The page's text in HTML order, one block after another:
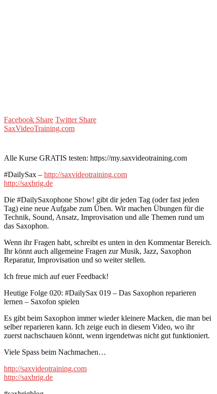
Facebook Share Twitter Share
SaxVideoTraining.com
Alle Kurse GRATIS testen: https://my.saxvideotraining.com
#DailySax – http://saxvideotraining.com
http://saxbrig.de
Die #DailySaxophone Show! gibt dir jeden Tag (oder fast jeden
Tag) eine neue Aufgabe zum Üben. Wir machen Übungen für die
Technik, Sound, Ansatz, Improvisation und alle Themen rund um
das Saxophon.
Wenn ihr Fragen habt, schreibt es unten in den Kommentar Bereich.
Ihr könnt auch allgemeine Fragen zur Musik, Jazz, Saxophon
Reparatur, Improvisation und so weiter stellen.
Ich freue mich auf euer Feedback!
Heutige Folge 020: #DailySax 019 – Das Saxophon reparieren
lernen – Saxofon spielen
Es gibt beim Saxophon immer wieder kleinere Macken, die man bei
selber reparieren kann. Ich zeige euch in diesem Video, wo ihr
zuerst nachschauen könnt, wenn irgendetwas nicht gut funktioniert.
Viele Spass beim Nachmachen…
http://saxvideotraining.com
http://saxbrig.de